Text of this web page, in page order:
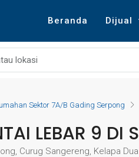
Beranda Dijual
Sektor 7A/B Gading Serpong
LEBAR 9 DI
Curug Sangereng, Kelapa Dua